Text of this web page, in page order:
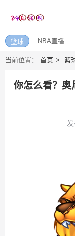
篮球 NBA直播
当前位置： 首页 篮
你怎么看？奥